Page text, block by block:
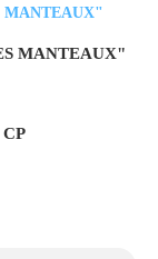
MANTEAUX"